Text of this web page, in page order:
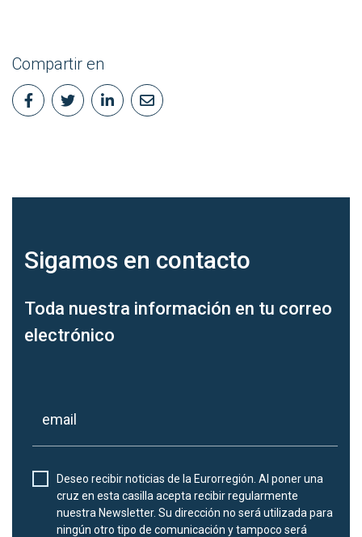
Compartir en
Sigamos en contacto
Toda nuestra información en tu correo
electrónico
Deseo recibir noticias de la Eurorregión. Al poner una
cruz en esta casilla acepta recibir regularmente
nuestra Newsletter. Su dirección no será utilizada para
ningún otro tipo de comunicación y tampoco será